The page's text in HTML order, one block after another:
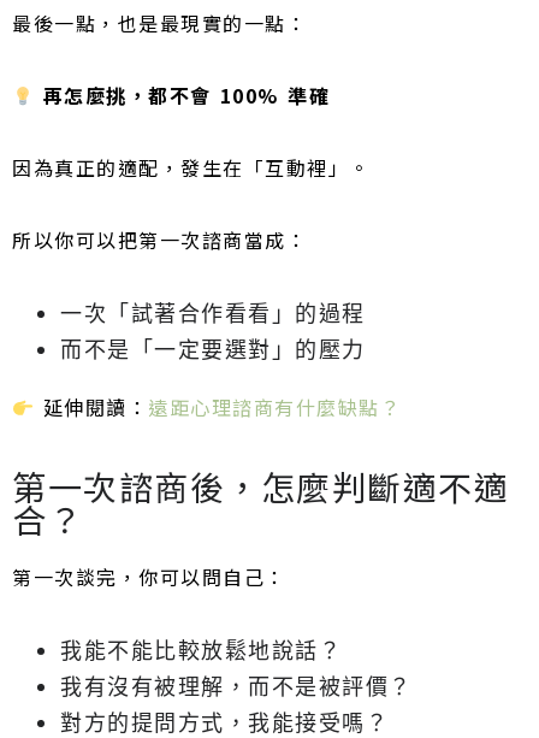
最後一點，也是最現實的一點：
再怎麼挑，都不會 100% 準確
因為真正的適配，發生在「互動裡」。
所以你可以把第一次諮商當成：
一次「試著合作看看」的過程
而不是「一定要選對」的壓力
延伸閱讀： 遠距心理諮商有什麼缺點？
第一次諮商後，怎麼判斷適不適
合？
第一次談完，你可以問自己：
我能不能比較放鬆地說話？
我有沒有被理解，而不是被評價？
對方的提問方式，我能接受嗎？